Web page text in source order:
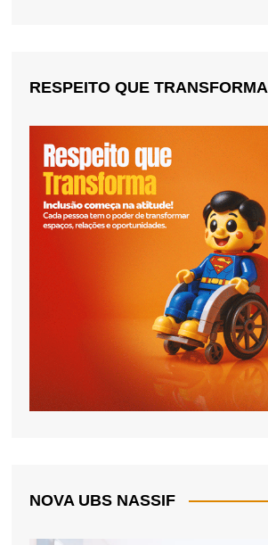
RESPEITO QUE TRANSFORMA
NOVA UBS NASSIF